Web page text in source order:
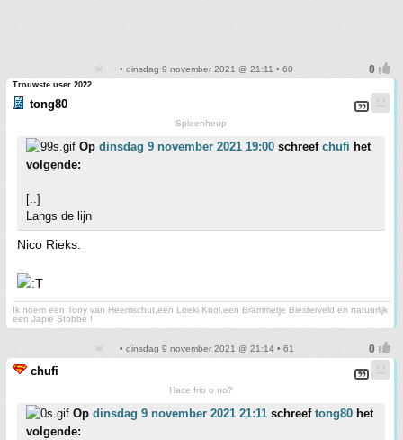
• dinsdag 9 november 2021 @ 21:11 • 60
Trouwste user 2022
tong80
Spleenheup
Op dinsdag 9 november 2021 19:00 schreef chufi het
volgende:
[..]
Langs de lijn
Nico Rieks.
Ik noem een Tony van Heemschut,een Loeki Knol,een Brammetje Biesterveld en natuurlijk
een Japie Stobbe !
• dinsdag 9 november 2021 @ 21:14 • 61
chufi
Hace frio o no?
Op dinsdag 9 november 2021 21:11 schreef tong80 het
volgende: